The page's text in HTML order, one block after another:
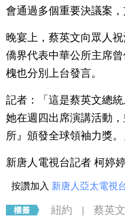
會通過多個重要決議案，
晚宴上，蔡英文向眾人
僑界代表中華公所主席
槐也分別上台發言。
記者：「這是蔡英文總
她在週四出席演講活動
所』頒發全球領袖力獎。
新唐人電視台記者 柯婷
按讚加入 新唐人亞太電視
紐約 蔡英文